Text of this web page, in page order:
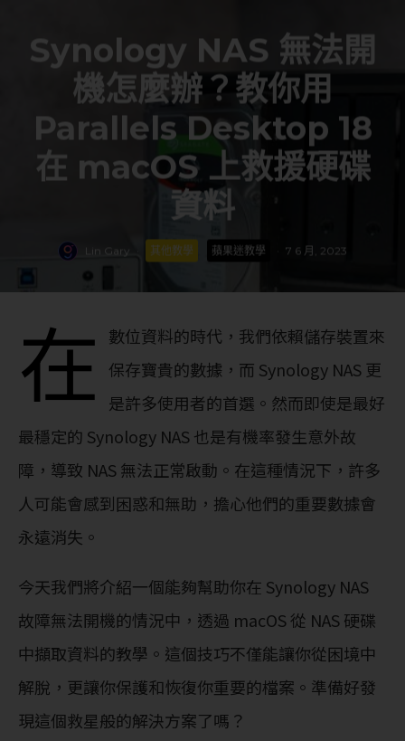
Synology NAS 無法開
機怎麼辦？教你用
Parallels Desktop 18
在 macOS 上救援硬碟
資料
Lin Gary 其他教學 蘋果迷教學 7 6 月, 2023
在
數位資料的時代，我們依賴儲存裝置來
保存寶貴的數據，而 Synology NAS 更
是許多使用者的首選。然而即使是最好
最穩定的 Synology NAS 也是有機率發生意外故
障，導致 NAS 無法正常啟動。在這種情況下，許多
人可能會感到困惑和無助，擔心他們的重要數據會
永遠消失。
今天我們將介紹一個能夠幫助你在 Synology NAS
故障無法開機的情況中，透過 macOS 從 NAS 硬碟
中擷取資料的教學。這個技巧不僅能讓你從困境中
解脫，更讓你保護和恢復你重要的檔案。準備好發
現這個救星般的解決方案了嗎？